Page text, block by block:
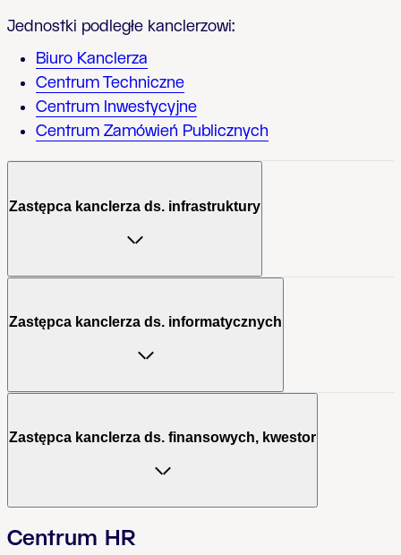
Jednostki podległe kanclerzowi:
Biuro Kanclerza
Centrum Techniczne
Centrum Inwestycyjne
Centrum Zamówień Publicznych
Zastępca kanclerza ds. infrastruktury
Zastępca kanclerza ds. informatycznych
Zastępca kanclerza ds. finansowych, kwestor
Centrum HR